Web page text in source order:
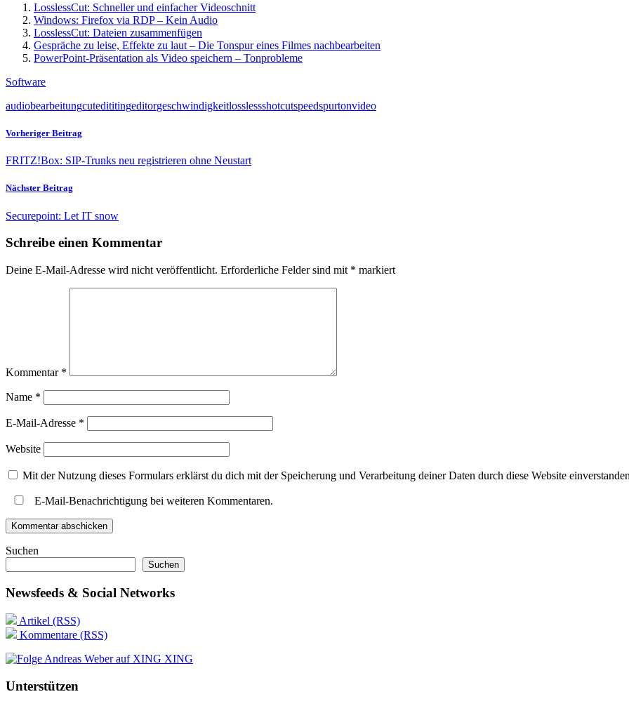
LosslessCut: Schneller und einfacher Videoschnitt
Windows: Firefox via RDP – Kein Audio
LosslessCut: Dateien zusammenfügen
Gespräche zu leise, Effekte zu laut – Die Tonspur eines Filmes nachbearbeiten
PowerPoint-Präsentation als Video speichern – Tonprobleme
Software
audiobearbeitungcutedititingeditorgeschwindigkeitlosslessshotcutspeedspurtonvideo
Vorheriger Beitrag
FRITZ!Box: SIP-Trunks neu registrieren ohne Neustart
Nächster Beitrag
Securepoint: Let IT snow
Schreibe einen Kommentar
Deine E-Mail-Adresse wird nicht veröffentlicht. Erforderliche Felder sind mit * markiert
Kommentar *
Name *
E-Mail-Adresse *
Website
Mit der Nutzung dieses Formulars erklärst du dich mit der Speicherung und Verarbeitung deiner Daten durch diese Website
E-Mail-Benachrichtigung bei weiteren Kommentaren.
Suchen
Suchen
Newsfeeds & Social Networks
Artikel (RSS)
Kommentare (RSS)
XING
Unterstützen